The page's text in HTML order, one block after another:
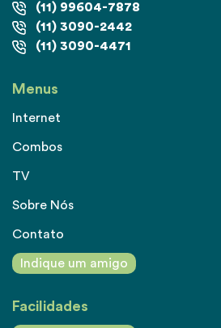
(11) 99604-7878
(11) 3090-2442
(11) 3090-4471
Menus
Internet
Combos
TV
Sobre Nós
Contato
Indique um amigo
Facilidades